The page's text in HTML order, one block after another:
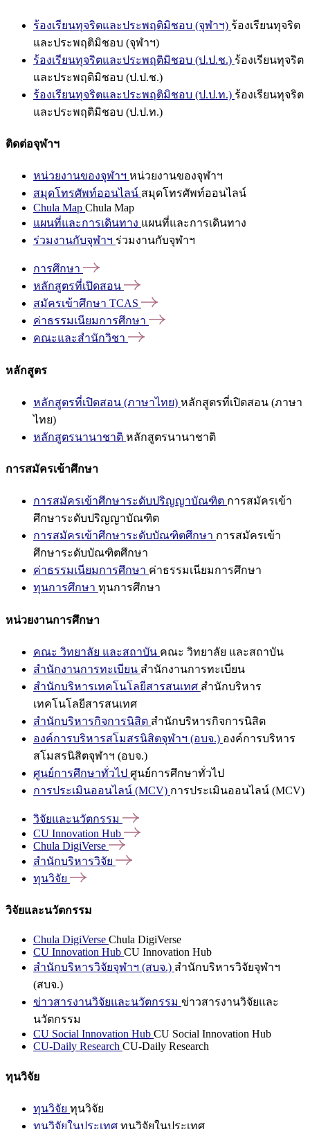
ร้องเรียนทุจริตและประพฤติมิชอบ (จุฬาฯ) ร้องเรียนทุจริต
และประพฤติมิชอบ (จุฬาฯ)
ร้องเรียนทุจริตและประพฤติมิชอบ (ป.ป.ช.) ร้องเรียนทุจริต
และประพฤติมิชอบ (ป.ป.ช.)
ร้องเรียนทุจริตและประพฤติมิชอบ (ป.ป.ท.) ร้องเรียนทุจริต
และประพฤติมิชอบ (ป.ป.ท.)
ติดต่อจุฬาฯ
หน่วยงานของจุฬาฯ หน่วยงานของจุฬาฯ
สมุดโทรศัพท์ออนไลน์ สมุดโทรศัพท์ออนไลน์
Chula Map Chula Map
แผนที่และการเดินทาง แผนที่และการเดินทาง
ร่วมงานกับจุฬาฯ ร่วมงานกับจุฬาฯ
การศึกษา
หลักสูตรที่เปิดสอน
สมัครเข้าศึกษา TCAS
ค่าธรรมเนียมการศึกษา
คณะและสำนักวิชา
หลักสูตร
หลักสูตรที่เปิดสอน (ภาษาไทย) หลักสูตรที่เปิดสอน (ภาษา
ไทย)
หลักสูตรนานาชาติ หลักสูตรนานาชาติ
การสมัครเข้าศึกษา
การสมัครเข้าศึกษาระดับปริญญาบัณฑิต การสมัครเข้า
ศึกษาระดับปริญญาบัณฑิต
การสมัครเข้าศึกษาระดับบัณฑิตศึกษา การสมัครเข้า
ศึกษาระดับบัณฑิตศึกษา
ค่าธรรมเนียมการศึกษา ค่าธรรมเนียมการศึกษา
ทุนการศึกษา ทุนการศึกษา
หน่วยงานการศึกษา
คณะ วิทยาลัย และสถาบัน คณะ วิทยาลัย และสถาบัน
สำนักงานการทะเบียน สำนักงานการทะเบียน
สำนักบริหารเทคโนโลยีสารสนเทศ สำนักบริหาร
เทคโนโลยีสารสนเทศ
สำนักบริหารกิจการนิสิต สำนักบริหารกิจการนิสิต
องค์การบริหารสโมสรนิสิตจุฬาฯ (อบจ.) องค์การบริหาร
สโมสรนิสิตจุฬาฯ (อบจ.)
ศูนย์การศึกษาทั่วไป ศูนย์การศึกษาทั่วไป
การประเมินออนไลน์ (MCV) การประเมินออนไลน์ (MCV)
วิจัยและนวัตกรรม
CU Innovation Hub
Chula DigiVerse
สำนักบริหารวิจัย
ทุนวิจัย
วิจัยและนวัตกรรม
Chula DigiVerse Chula DigiVerse
CU Innovation Hub CU Innovation Hub
สำนักบริหารวิจัยจุฬาฯ (สบจ.) สำนักบริหารวิจัยจุฬาฯ
(สบจ.)
ข่าวสารงานวิจัยและนวัตกรรม ข่าวสารงานวิจัยและ
นวัตกรรม
CU Social Innovation Hub CU Social Innovation Hub
CU-Daily Research CU-Daily Research
ทุนวิจัย
ทุนวิจัย ทุนวิจัย
ทุนวิจัยในประเทศ ทุนวิจัยในประเทศ